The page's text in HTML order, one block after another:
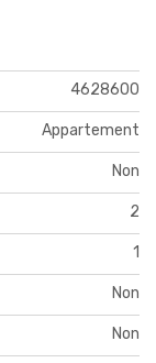
4628600
Appartement
Non
2
1
Non
Non